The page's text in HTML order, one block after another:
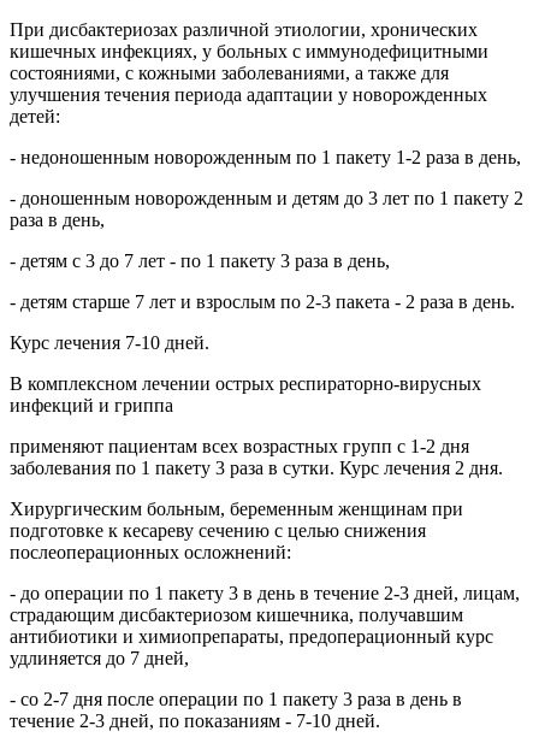
При дисбактериозах различной этиологии, хронических
кишечных инфекциях, у больных с иммунодефицитными
состояниями, с кожными заболеваниями, а также для
улучшения течения периода адаптации у новорожденных
детей:
- недоношенным новорожденным по 1 пакету 1-2 раза в день,
- доношенным новорожденным и детям до 3 лет по 1 пакету 2
раза в день,
- детям с 3 до 7 лет - по 1 пакету 3 раза в день,
- детям старше 7 лет и взрослым по 2-3 пакета - 2 раза в день.
Курс лечения 7-10 дней.
В комплексном лечении острых респираторно-вирусных
инфекций и гриппа
применяют пациентам всех возрастных групп с 1-2 дня
заболевания по 1 пакету 3 раза в сутки. Курс лечения 2 дня.
Хирургическим больным, беременным женщинам при
подготовке к кесареву сечению с целью снижения
послеоперационных осложнений:
- до операции по 1 пакету 3 в день в течение 2-3 дней, лицам,
страдающим дисбактериозом кишечника, получавшим
антибиотики и химиопрепараты, предоперационный курс
удлиняется до 7 дней,
- со 2-7 дня после операции по 1 пакету 3 раза в день в
течение 2-3 дней, по показаниям - 7-10 дней.